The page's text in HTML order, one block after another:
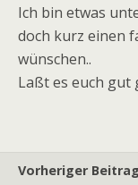
Ich bin etwas
doch kurz einen
wünschen..
Laßt es euch gut
Vorheriger Beitrag